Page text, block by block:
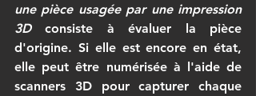
une pièce usagée par une impression
3D consiste à évaluer la pièce
d'origine. Si elle est encore en état,
elle peut être numérisée à l'aide de
scanners 3D pour capturer chaque